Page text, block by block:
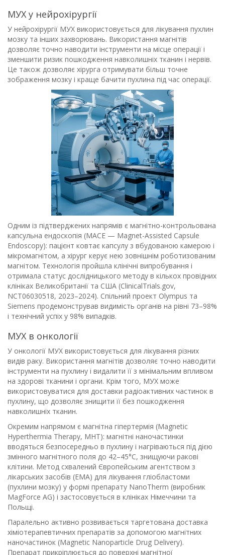
МУХ у нейрохірургії
У нейрохірургії МУХ використовується для лікування пухлин
мозку та інших захворювань. Використання магнітів
дозволяє точно наводити інструменти на місце операції і
зменшити ризик пошкодження навколишніх тканин і нервів.
Це також дозволяє хірурга отримувати більш точне
зображення мозку і краще бачити пухлина під час операції.
Одним із підтверджених напрямів є магнітно-контрольована
капсульна ендоскопія (MACE — Magnet-Assisted Capsule
Endoscopy): пацієнт ковтає капсулу з вбудованою камерою і
мікромагнітом, а хірург керує нею зовнішнім роботизованим
магнітом. Технологія пройшла клінічні випробування і
отримала статус дослідницького методу в кількох провідних
клініках Великобританії та США (ClinicalTrials.gov,
NCT06030518, 2023–2024). Спільний проект Olympus та
Siemens продемонстрував видимість органів на рівні 73–98%
і технічний успіх у 98% випадків.
МУХ в онкології
У онкології МУХ використовується для лікування різних
видів раку. Використання магнітів дозволяє точно наводити
інструменти на пухлину і видалити її з мінімальним впливом
на здорові тканини і органи. Крім того, МУХ може
використовуватися для доставки радіоактивних частинок в
пухлину, що дозволяє знищити її без пошкодження
навколишніх тканин.
Окремим напрямом є магнітна гіпертермія (Magnetic
Hyperthermia Therapy, MHT): магнітні наночастинки
вводяться безпосередньо в пухлину і нагріваються під дією
змінного магнітного поля до 42–45°C, знищуючи ракові
клітини. Метод схвалений Європейським агентством з
лікарських засобів (EMA) для лікування гліобластоми
(пухлини мозку) у формі препарату NanoTherm (виробник
MagForce AG) і застосовується в клініках Німеччини та
Польщі.
Паралельно активно розвивається таргетована доставка
хіміотерапевтичних препаратів за допомогою магнітних
наночастинок (Magnetic Nanoparticle Drug Delivery).
Препарат прикріплюється до поверхні магнітної